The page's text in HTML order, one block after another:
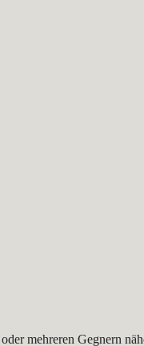
mehreren Gegnern